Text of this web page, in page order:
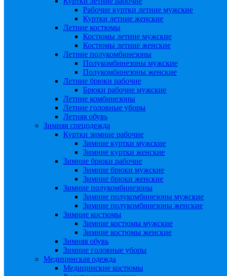
Рабочие куртки летние мужские
Куртки летние женские
Летние костюмы
Костюмы летние мужские
Костюмы летние женские
Летние полукомбинезоны
Полукомбинезоны мужские
Полукомбинезоны женские
Летние брюки рабочие
Брюки рабочие мужские
Летние комбинезоны
Летние головные уборы
Летняя обувь
Зимняя спецодежда
Куртки зимние рабочие
Зимние куртки мужские
Зимние куртки женские
Зимние брюки рабочие
Зимние брюки мужские
Зимние брюки женские
Зимние полукомбинезоны
Зимние полукомбинезоны мужские
Зимние полукомбинезоны женские
Зимние костюмы
Зимние костюмы мужские
Зимние костюмы женские
Зимняя обувь
Зимние головные уборы
Медицинская одежда
Медицинские костюмы